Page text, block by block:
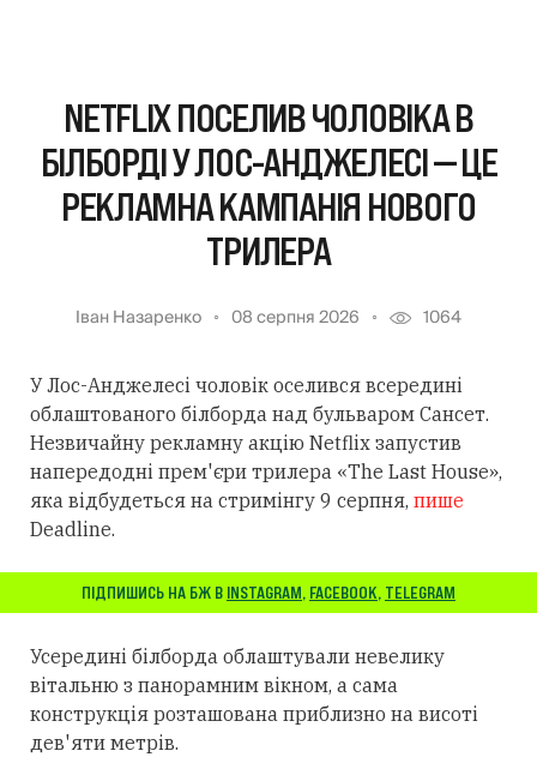
NETFLIX ПОСЕЛИВ ЧОЛОВІКА В
БІЛБОРДІ У ЛОС-АНДЖЕЛЕСІ — ЦЕ
РЕКЛАМНА КАМПАНІЯ НОВОГО
ТРИЛЕРА
Іван Назаренко 08 серпня 2026 1064
У Лос-Анджелесі чоловік оселився всередині
облаштованого білборда над бульваром Сансет.
Незвичайну рекламну акцію Netflix запустив
напередодні прем'єри трилера «The Last House»,
яка відбудеться на стримінгу 9 серпня, пише
Deadline.
ПІДПИШИСЬ НА БЖ В INSTAGRAM, FACEBOOK, TELEGRAM
Усередині білборда облаштували невелику
вітальню з панорамним вікном, а сама
конструкція розташована приблизно на висоті
дев'яти метрів.